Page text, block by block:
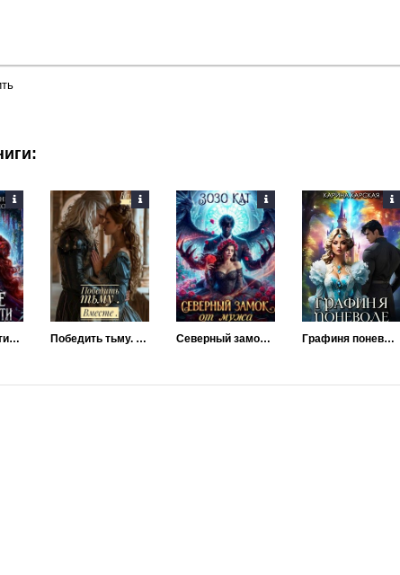
Проклятие истинности Победить тьму. Вместе Северный замок от мужа в подарок Графиня поневоле